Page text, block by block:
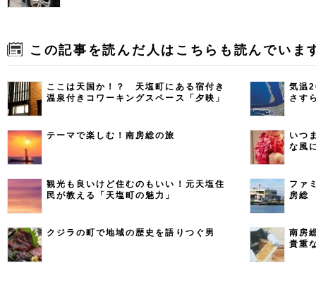
この記事を読んだ人はこちらも読んでいま
ここは天国か！？ 天塩町にある宿付き
温泉付きコワーキングスペース「夕映」
気温
さす
テーマで楽しむ！南房総の旅
いつ
な風
観光も良いけど住むのもいい！元天塩住
民が教える「天塩町の魅力」
ファ
房総
クジラの町で地域の歴史を語りつぐ男
南房
貴重